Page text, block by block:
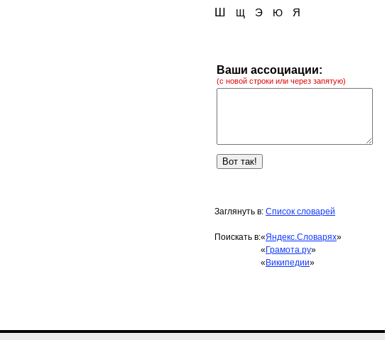
Ш Щ Э Ю Я
Ваши ассоциации:
(с новой строки или через запятую)
Заглянуть в: Список словарей
Поискать в:«Яндекс.Словарях»
« Грамота.ру»
« Википедии»